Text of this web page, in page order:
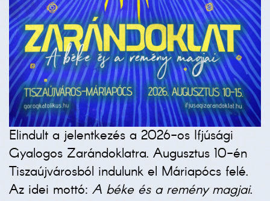
Elindult a jelentkezés a 2026-os Ifjúsági
Gyalogos Zarándoklatra. Augusztus 10-én
Tiszaújvárosból indulunk el Máriapócs felé.
Az idei mottó: A béke és a remény magjai.